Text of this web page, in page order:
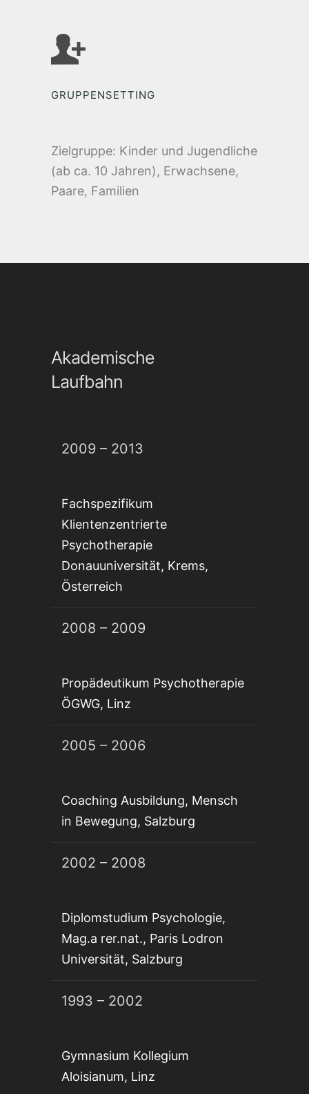
GRUPPENSETTING
Zielgruppe: Kinder und Jugendliche
(ab ca. 10 Jahren), Erwachsene,
Paare, Familien
Akademische
Laufbahn
2009 – 2013
Fachspezifikum
Klientenzentrierte
Psychotherapie
Donauuniversität, Krems,
Österreich
2008 – 2009
Propädeutikum Psychotherapie
ÖGWG, Linz
2005 – 2006
Coaching Ausbildung, Mensch
in Bewegung, Salzburg
2002 – 2008
Diplomstudium Psychologie,
Mag.a rer.nat., Paris Lodron
Universität, Salzburg
1993 – 2002
Gymnasium Kollegium
Aloisianum, Linz